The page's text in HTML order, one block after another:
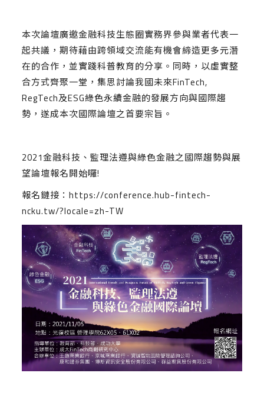
本次論壇廣邀金融科技生態圈實務界參與業者代表一
起共議，期待藉由跨領域交流能有機會締造更多元潛
在的合作，並實踐科普教育的分享。同時，以虛實整
合方式齊聚一堂，集思討論我國未來FinTech,
RegTech及ESG綠色永續金融的發展方向與國際趨
勢，遂成本次國際論壇之首要宗旨。
2021金融科技、監理法遵與綠色金融之國際趨勢與展
望論壇報名開始囉!
報名鏈接：https://conference.hub-fintech-
ncku.tw/?locale=zh-TW